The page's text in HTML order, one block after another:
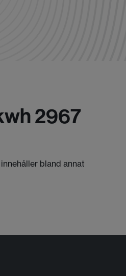
2967
bland annat